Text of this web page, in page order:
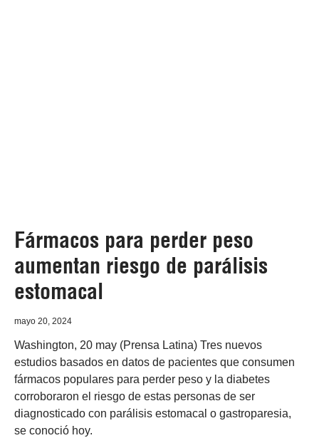
Fármacos para perder peso
aumentan riesgo de parálisis
estomacal
mayo 20, 2024
Washington, 20 may (Prensa Latina) Tres nuevos
estudios basados en datos de pacientes que consumen
fármacos populares para perder peso y la diabetes
corroboraron el riesgo de estas personas de ser
diagnosticado con parálisis estomacal o gastroparesia,
se conoció hoy.